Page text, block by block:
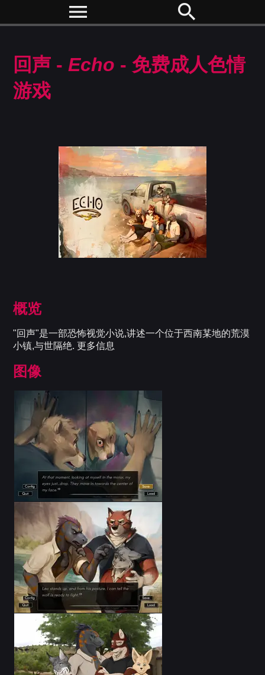
menu search
回声 -Echo - 免费成人色情
游戏
概览
"回声"是一部恐怖视觉小说,讲述一个位于西南某地的荒漠
小镇,与世隔绝. 更多信息
图像